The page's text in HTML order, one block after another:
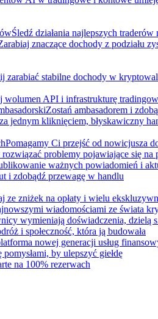
Śledź działania najlepszych traderów
znaczące dochody z podziału
zarabiać stabilne dochody w
wolumen API i infrastrukturę
Zostań ambasadorem i
jednym kliknięciem, błyskawiczny
Pomagamy Ci przejść od nowicjusza
rozwiązać problemy pojawiające się na
ważnych powiadomień i
i zdobądź przewagę w handlu
ze zniżek na opłaty i wielu
wiadomościami ze świata
wymieniają doświadczenia, dzielą
i społeczność, która ją budowała
nowej generacji usług
pomysłami, by ulepszyć giełdę
na 100% rezerwach